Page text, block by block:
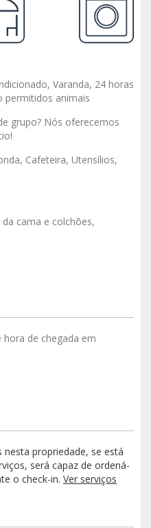
Varanda, 24 horas
permitidos animais
grupo? Nós oferecemos
Cafeteira, Utensílios,
cama e colchões,
de chegada em
propriedade, se está
será capaz de ordená-
o check-in. Ver serviços